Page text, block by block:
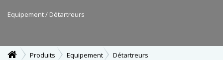
Equipement / Détartreurs
Produits Equipement
Détartreurs